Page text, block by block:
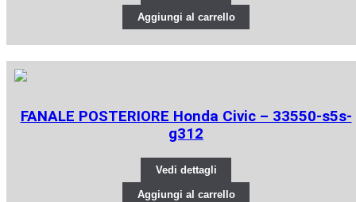
Aggiungi al carrello
FANALE POSTERIORE Honda Civic – 33550-s5s-
g312
Vedi dettagli
Aggiungi al carrello